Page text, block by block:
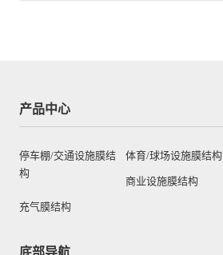
产品中心
停车棚/交通设施膜结
构
体育/球场设施膜结构
商业设施膜结构
充气膜结构
底部导航